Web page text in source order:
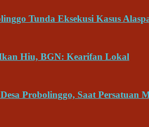
Tunda Eksekusi Kasus
Hiu, BGN: Kearifan Lokal
Probolinggo, Saat Persatuan